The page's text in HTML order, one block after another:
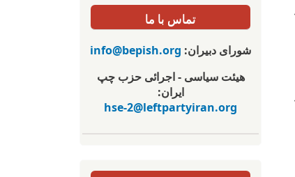
تماس با ما
شورای دبیران: info@bepish.org
هیئت سیاسی - اجرائی حزب چپ
ایران:
hse-2@leftpartyiran.org